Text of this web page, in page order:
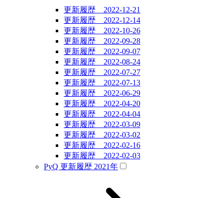
更新履歴 2022-12-21
更新履歴 2022-12-14
更新履歴 2022-10-26
更新履歴 2022-09-28
更新履歴 2022-09-07
更新履歴 2022-08-24
更新履歴 2022-07-27
更新履歴 2022-07-13
更新履歴 2022-06-29
更新履歴 2022-04-20
更新履歴 2022-04-04
更新履歴 2022-03-09
更新履歴 2022-03-02
更新履歴 2022-02-16
更新履歴 2022-02-03
PyQ 更新履歴 2021年